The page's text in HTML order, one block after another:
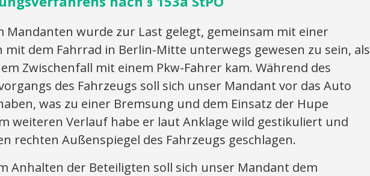
Mandanten wurde zur Last gelegt, gemeinsam mit einer
mit dem Fahrrad in Berlin-Mitte unterwegs gewesen zu sein, als
Zwischenfall mit einem Pkw-Fahrer kam. Während des
des Fahrzeugs soll sich unser Mandant vor das Auto
was zu einer Bremsung und dem Einsatz der Hupe
weiteren Verlauf habe er laut Anklage wild gestikuliert und
rechten Außenspiegel des Fahrzeugs geschlagen.
Anhalten der Beteiligten soll sich unser Mandant dem